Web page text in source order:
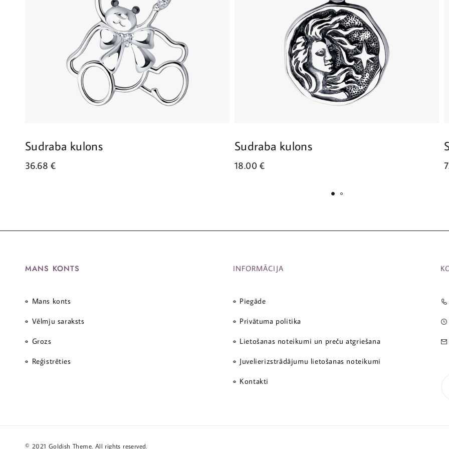
Sudraba kulons
36.68€
Sudraba kulons
18.00€
MANS KONTS
Mans konts
Vēlmju saraksts
Grozs
Reģistrēties
INFORMĀCIJA
Piegāde
Privātuma politika
Lietošanas noteikumi un preču atgriešana
Juvelierizstrādājumu lietošanas noteikumi
Kontakti
© 2021 Goldish Theme. All rights reserved.